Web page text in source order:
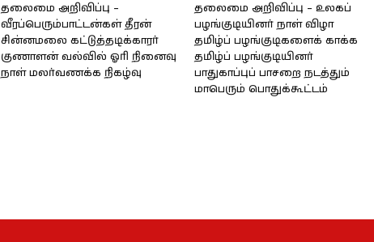
தலைமை அறிவிப்பு –
வீரப்பெரும்பாட்டன்கள் தீரன்
சின்னமலை கட்டுத்தடிக்காரர்
குணாளன் வல்வில் ஓரி நினைவு
நாள் மலர்வணக்க நிகழ்வு
தலைமை அறிவிப்பு – உலகப்
பழங்குடியினர் நாள் விழா
தமிழ்ப் பழங்குடிகளைக் காக்க
தமிழ்ப் பழங்குடியினர்
பாதுகாப்புப் பாசறை நடத்தும்
மாபெரும் பொதுக்கூட்டம்